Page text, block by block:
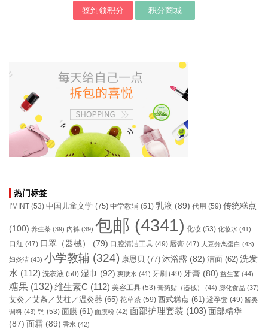
签到领积分 积分商城
热门标签
I'MINT (53) 中国儿童文学 (75) 中学教辅 (51) 乳液 (89) 代用 (59) 传统糕点
(100) 养生茶 (39) 内裤 (39) 包邮 (4341) 化妆 (53) 化妆水 (41)
口红 (47) 口罩（器械） (79) 口腔清洁工具 (49) 唇膏 (47) 大豆分离蛋白 (43)
妇炎洁 (43) 小学教辅 (324) 康恩贝 (77) 沐浴露 (82) 洁面 (62) 洗发
水 (112) 洗衣液 (50) 湿巾 (92) 爽肤水 (41) 牙刷 (49) 牙膏 (80) 益生菌 (44)
糖果 (132)维生素C (112) 美容工具 (53) 膏药贴（器械） (44) 膨化食品 (37)
艾灸／艾条／艾柱／温灸器 (65) 花草茶 (59) 西式糕点 (61) 避孕套 (49) 酱类
调料 (43) 钙 (53) 面膜 (61) 面膜粉 (42) 面部护理套装 (103) 面部精华
(87) 面霜 (89) 香水 (42)